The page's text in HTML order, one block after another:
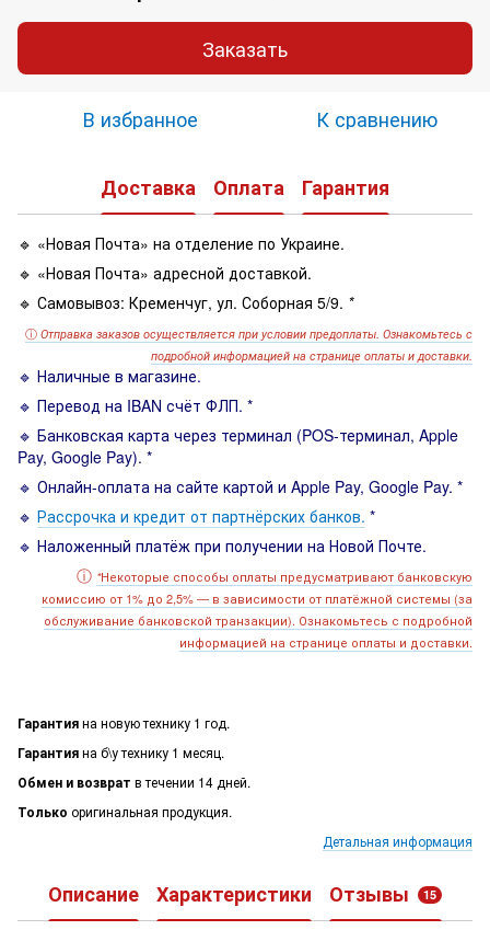
Заказать
В избранное К сравнению
Доставка Оплата Гарантия
🔹 «Новая Почта» на отделение по Украине.
🔹 «Новая Почта» адресной доставкой.
🔹 Самовывоз: Кременчуг, ул. Соборная 5/9. *
ⓘ Отправка заказов осуществляется при условии предоплаты. Ознакомьтесь с
подробной информацией на странице оплаты и доставки.
🔹 Наличные в магазине.
🔹 Перевод на IBAN счёт ФЛП. *
🔹 Банковская карта через терминал (POS-терминал, Apple
Pay, Google Pay). *
🔹 Онлайн-оплата на сайте картой и Apple Pay, Google Pay. *
🔹 Рассрочка и кредит от партнёрских банков. *
🔹 Наложенный платёж при получении на Новой Почте.
ⓘ *Некоторые способы оплаты предусматривают банковскую
комиссию от 1% до 2,5% — в зависимости от платёжной системы (за
обслуживание банковской транзакции). Ознакомьтесь с подробной
информацией на странице оплаты и доставки.
Гарантияна новую технику 1 год.
Гарантияна б\у технику 1 месяц.
Обмен и возврат в течении 14 дней.
Только оригинальная продукция.
Детальная информация
Описание Характеристики Отзывы 15